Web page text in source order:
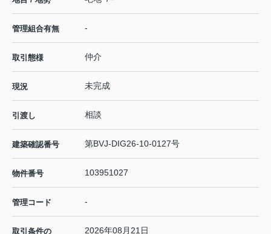
管理組合有無 -
取引態様 仲介
現況 未完成
引渡し 相談
建築確認番号 第BVJ-DIG26-10-0127号
物件番号 103951027
管理コード -
取引条件の
2026年08月21日